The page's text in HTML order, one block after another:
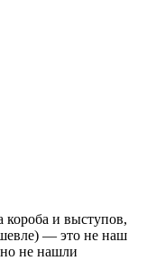
короба и выступов,
— это не наш
не нашли